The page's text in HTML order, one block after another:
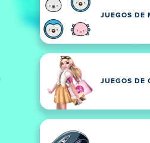
JUEGOS DE
JUEGOS DE